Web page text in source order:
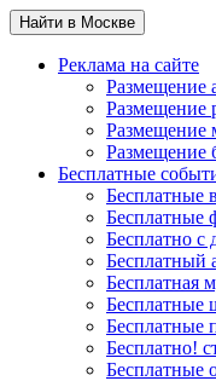
Найти в Москве
Реклама на сайте
Размещение
Размещение
Размещение
Размещение
Бесплатные
Бесплатные
Бесплатные
Бесплатно с
Бесплатный
Бесплатная
Бесплатные
Бесплатные
Бесплатно!
Бесплатные